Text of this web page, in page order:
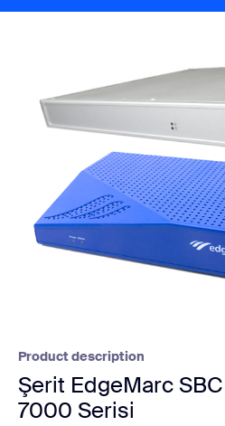
Product description
Şerit EdgeMarc
7000 Serisi